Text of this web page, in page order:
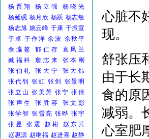
杨晋翔 杨立强
杨晓光
杨延砚 杨月欣 杨跃 杨志敏
杨志旭 姚云峰 于康 于振宣
于卓 于作洋 余波 余秋平
余瀛鳌
郁仁存
袁凤兰
臧福科
詹志来
张本刚
张伯礼
张大宁
张大炜
张代钊
张虹 张剑
张景明
张立山 张美芳 张宁 张倩
张声生
张胜容
张文彭
张学智 张雪亮 张晔 张宇
张昱
张震 赵彬
赵东兵
赵惠源 赵继福 赵进喜 赵静
心脏不
现。
舒张压
由于长
食的原
减弱。
心室肥